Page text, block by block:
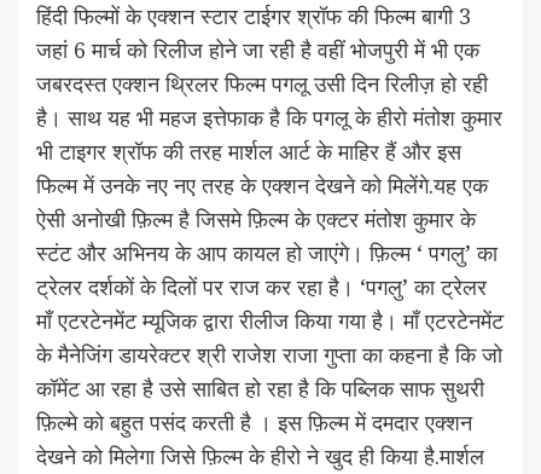
हिंदी फिल्मों के एक्शन स्टार टाईगर श्रॉफ की फिल्म बागी 3
जहां 6 मार्च को रिलीज होने जा रही है वहीं भोजपुरी में भी एक
जबरदस्त एक्शन थ्रिलर फिल्म पगलू उसी दिन रिलीज़ हो रही
है। साथ यह भी महज इत्तेफाक है कि पगलू के हीरो मंतोश कुमार
भी टाइगर श्रॉफ की तरह मार्शल आर्ट के माहिर हैं और इस
फिल्म में उनके नए नए तरह के एक्शन देखने को मिलेंगे.यह एक
ऐसी अनोखी फ़िल्म है जिसमे फ़िल्म के एक्टर मंतोश कुमार के
स्टंट और अभिनय के आप कायल हो जाएंगे। फ़िल्म ‘ पगलु’ का
ट्रेलर दर्शकों के दिलों पर राज कर रहा है। ‘पगलु’ का ट्रेलर
माँ एटरटेनमेंट म्यूजिक द्वारा रीलीज किया गया है। माँ एटरटेनमेंट
के मैनेजिंग डायरेक्टर श्री राजेश राजा गुप्ता का कहना है कि जो
कॉमेंट आ रहा है उसे साबित हो रहा है कि पब्लिक साफ सुथरी
फ़िल्मे को बहुत पसंद करती है । इस फ़िल्म में दमदार एक्शन
देखने को मिलेगा जिसे फ़िल्म के हीरो ने खुद ही किया है.मार्शल